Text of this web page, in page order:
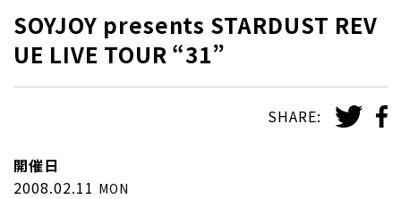
SOYJOY presents STARDUST REV
UE LIVE TOUR “31”
SHARE:
開催日
2008.02.11 MON